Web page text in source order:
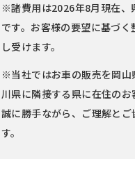
※諸費用は2026年8月現在、
です。お客様の要望に基づ
し受けます。
※当社ではお車の販売を岡
川県に隣接する県に在住の
誠に勝手ながら、ご理解と
す。